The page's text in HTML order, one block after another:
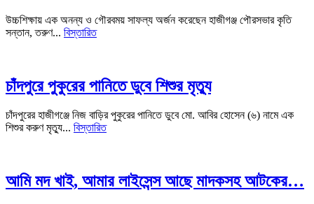
উচ্চশিক্ষায় এক অনন্য ও গৌরবময় সাফল্য অর্জন করেছেন হাজীগঞ্জ পৌরসভার কৃতি
সন্তান, তরুণ... বিস্তারিত
চাঁদপুরে পুকুরের পানিতে ডুবে শিশুর মৃত্যু
চাঁদপুরের হাজীগঞ্জে নিজ বাড়ির পুকুরের পানিতে ডুবে মো. আবির হোসেন (৬) নামে এক
শিশুর করুণ মৃত্যু... বিস্তারিত
আমি মদ খাই, আমার লাইসেন্স আছে মাদকসহ আটকের…